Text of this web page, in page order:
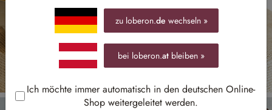
zu loberon.de wechseln »
bei loberon.at bleiben »
Ich möchte immer automatisch in den deutschen Online-
Shop weitergeleitet werden.